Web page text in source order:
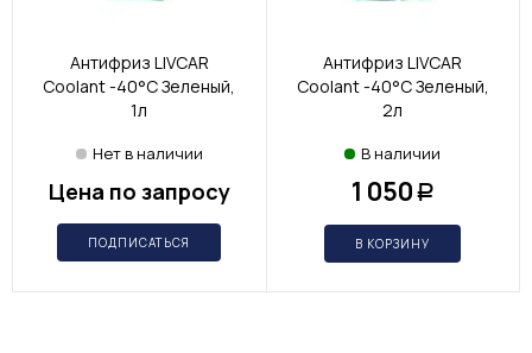
Антифриз LIVCAR
Coolant -40°C Зеленый,
1л
Нет в наличии
Цена по запросу
ПОДПИСАТЬСЯ
Антифриз LIVCAR
Coolant -40°C Зеленый,
2л
В наличии
1 050 Р
В КОРЗИНУ